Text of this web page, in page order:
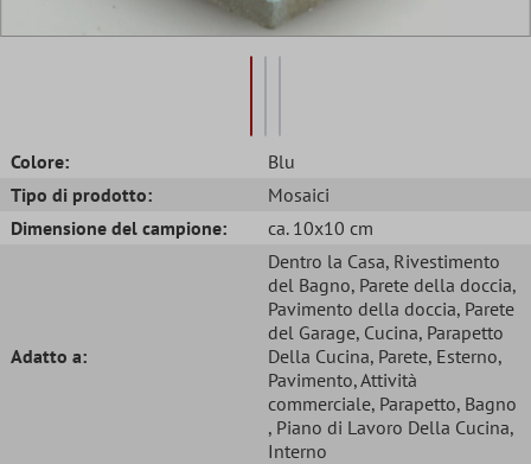
Colore:
Blu
Tipo di prodotto:
Mosaici
Dimensione del campione:
ca. 10x10 cm
Adatto a:
Dentro la Casa, Rivestimento
del Bagno, Parete della doccia,
Pavimento della doccia, Parete
del Garage, Cucina, Parapetto
Della Cucina, Parete, Esterno,
Pavimento, Attività
commerciale, Parapetto, Bagno
, Piano di Lavoro Della Cucina,
Interno